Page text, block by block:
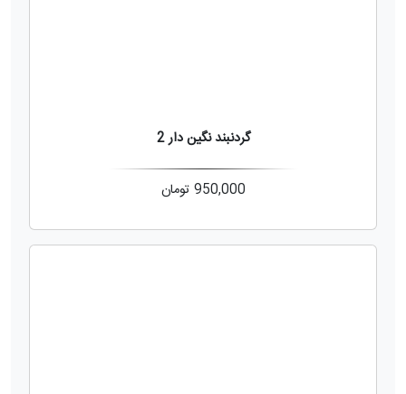
گردنبند نگین دار 2
950,000 تومان